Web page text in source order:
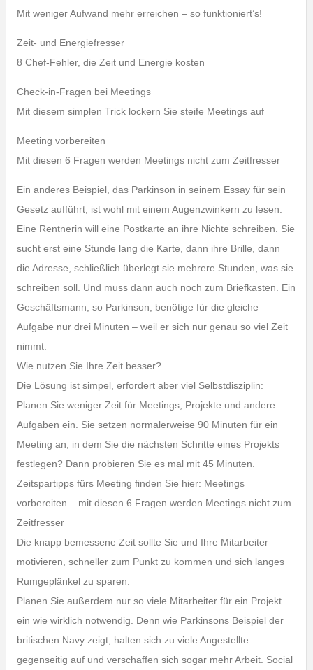
Mit weniger Aufwand mehr erreichen – so funktioniert’s!
Zeit- und Energiefresser
8 Chef-Fehler, die Zeit und Energie kosten
Check-in-Fragen bei Meetings
Mit diesem simplen Trick lockern Sie steife Meetings auf
Meeting vorbereiten
Mit diesen 6 Fragen werden Meetings nicht zum Zeitfresser
Ein anderes Beispiel, das Parkinson in seinem Essay für sein
Gesetz aufführt, ist wohl mit einem Augenzwinkern zu lesen:
Eine Rentnerin will eine Postkarte an ihre Nichte schreiben. Sie
sucht erst eine Stunde lang die Karte, dann ihre Brille, dann
die Adresse, schließlich überlegt sie mehrere Stunden, was sie
schreiben soll. Und muss dann auch noch zum Briefkasten. Ein
Geschäftsmann, so Parkinson, benötige für die gleiche
Aufgabe nur drei Minuten – weil er sich nur genau so viel Zeit
nimmt.
Wie nutzen Sie Ihre Zeit besser?
Die Lösung ist simpel, erfordert aber viel Selbstdisziplin:
Planen Sie weniger Zeit für Meetings, Projekte und andere
Aufgaben ein. Sie setzen normalerweise 90 Minuten für ein
Meeting an, in dem Sie die nächsten Schritte eines Projekts
festlegen? Dann probieren Sie es mal mit 45 Minuten.
Zeitspartipps fürs Meeting finden Sie hier: Meetings
vorbereiten – mit diesen 6 Fragen werden Meetings nicht zum
Zeitfresser
Die knapp bemessene Zeit sollte Sie und Ihre Mitarbeiter
motivieren, schneller zum Punkt zu kommen und sich langes
Rumgeplänkel zu sparen.
Planen Sie außerdem nur so viele Mitarbeiter für ein Projekt
ein wie wirklich notwendig. Denn wie Parkinsons Beispiel der
britischen Navy zeigt, halten sich zu viele Angestellte
gegenseitig auf und verschaffen sich sogar mehr Arbeit. Social